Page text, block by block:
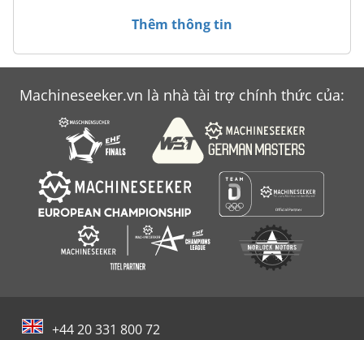
Thêm thông tin
Machineseeker.vn là nhà tài trợ chính thức của:
+44 20 331 800 72